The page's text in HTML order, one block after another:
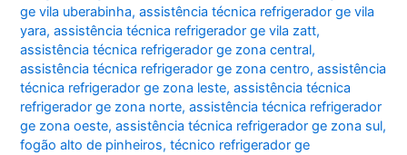
ge vila uberabinha,assistência técnica refrigerador ge vila
yara,assistência técnica refrigerador ge vila zatt,
assistência técnica refrigerador ge zona central,
assistência técnica refrigerador ge zona centro,assistência
técnica refrigerador ge zona leste,assistência técnica
refrigerador ge zona norte,assistência técnica refrigerador
ge zona oeste,assistência técnica refrigerador ge zona sul,
fogão alto de pinheiros,técnico refrigerador ge